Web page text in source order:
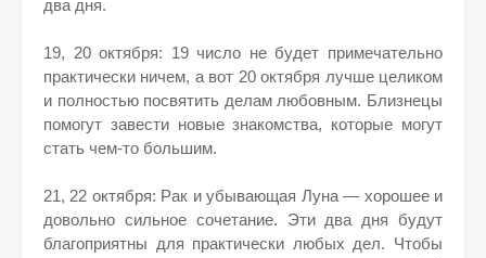
два дня.
19, 20 октября: 19 число не будет примечательно
практически ничем, а вот 20 октября лучше целиком
и полностью посвятить делам любовным. Близнецы
помогут завести новые знакомства, которые могут
стать чем-то большим.
21, 22 октября: Рак и убывающая Луна — хорошее и
довольно сильное сочетание. Эти два дня будут
благоприятны для практически любых дел. Чтобы